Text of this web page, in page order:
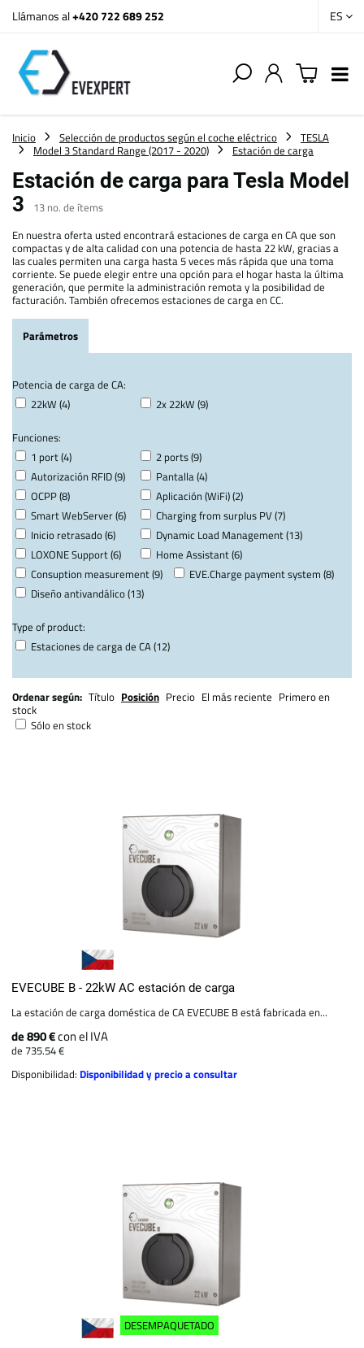
Llámanos al+420 722 689 252 ES
Inicio Selección de productos según el coche eléctrico
TESLA
Model 3 Standard Range (2017 - 2020)
Estación de carga
Estación de carga para Tesla Model
3
13 no. de ítems
En nuestra oferta usted encontrará estaciones de carga en CA que son
compactas y de alta calidad con una potencia de hasta 22 kW, gracias a
las cuales permiten una carga hasta 5 veces más rápida que una toma
corriente. Se puede elegir entre una opción para el hogar hasta la última
generación, que permite la administración remota y la posibilidad de
facturación. También ofrecemos estaciones de carga en CC.
Parámetros
Potencia de carga de CA:
22kW (4)
2x 22kW (9)
Funciones:
1 port (4)
2 ports (9)
Autorización RFID (9)
Pantalla (4)
OCPP (8)
Aplicación (WiFi) (2)
Smart WebServer (6)
Charging from surplus PV (7)
Inicio retrasado (6)
Dynamic Load Management (13)
LOXONE Support (6)
Home Assistant (6)
Consuption measurement (9)
EVE.Charge payment system (8)
Diseño antivandálico (13)
Type of product:
Estaciones de carga de CA (12)
Ordenar según: Título Posición Precio El más reciente Primero en
stock
Sólo en stock
EVECUBE B - 22kW AC estación de carga
La estación de carga doméstica de CA EVECUBE B está fabricada en...
de 890 €con el IVA
de 735.54 €
Disponibilidad: Disponibilidad y precio a consultar
DESEMPAQUETADO